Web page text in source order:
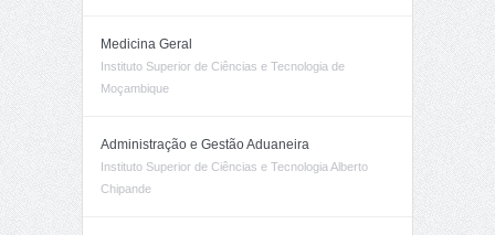
Medicina Geral
Instituto Superior de Ciências e Tecnologia de
Moçambique
Administração e Gestão Aduaneira
Instituto Superior de Ciências e Tecnologia Alberto
Chipande